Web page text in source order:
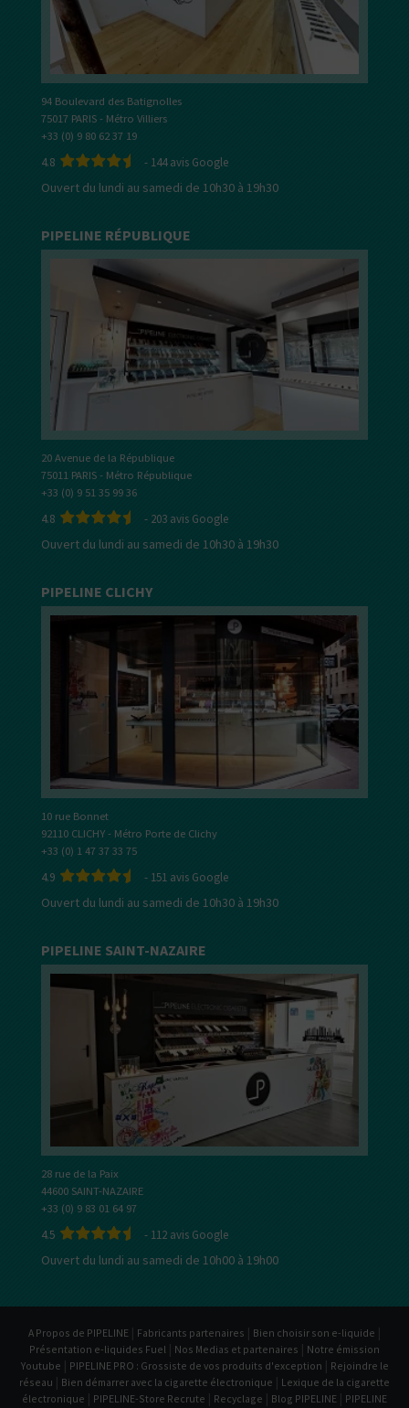
94 Boulevard des Batignolles
75017 PARIS - Métro Villiers
+33 (0) 9 80 62 37 19
4.8 - 144avis Google
Ouvert du lundi au samedi de 10h30 à 19h30
PIPELINE RÉPUBLIQUE
20 Avenue de la République
75011 PARIS - Métro République
+33 (0) 9 51 35 99 36
4.8 - 203 avis Google
Ouvert du lundi au samedi de 10h30 à 19h30
PIPELINE CLICHY
10 rue Bonnet
92110 CLICHY - Métro Porte de Clichy
+33 (0) 1 47 37 33 75
4.9 - 151 avis Google
Ouvert du lundi au samedi de 10h30 à 19h30
PIPELINE SAINT-NAZAIRE
28 rue de la Paix
44600 SAINT-NAZAIRE
+33 (0) 9 83 01 64 97
4.5 - 112 avis Google
Ouvert du lundi au samedi de 10h00 à 19h00
A Propos de PIPELINE | Fabricants partenaires | Bien choisir son e-liquide |
Présentation e-liquides Fuel | Nos Medias et partenaires | Notre émission
Youtube | PIPELINE PRO : Grossiste de vos produits d'exception | Rejoindre le
réseau | Bien démarrer avec la cigarette électronique | Lexique de la cigarette
électronique | PIPELINE-Store Recrute | Recyclage | Blog PIPELINE | PIPELINE